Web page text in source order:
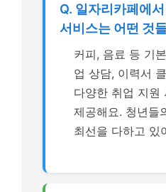
Q. 일자리카페에
서비스는 어떤 것
커피, 음료 등 기
업 상담, 이력서
다양한 취업 지원
제공해요. 청년들
최선을 다하고 있